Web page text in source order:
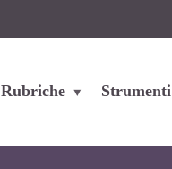
Rubriche Strumenti